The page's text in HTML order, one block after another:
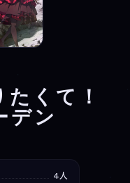
くて！
デン
4人